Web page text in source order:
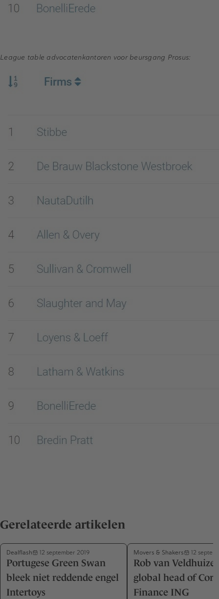
League table advocatenkantoren voor beursgang Prosus:
Gerelateerde artikelen
Dealflash 12 september 2019
Portugese Green Swan
bleek niet reddende engel
Intertoys
Movers & Shakers 12
Rob van
global head of
Finance ING